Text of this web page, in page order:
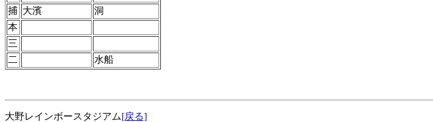
捕 大濱
洞
本
三
二
水船
大野レインボースタジアム[戻る]